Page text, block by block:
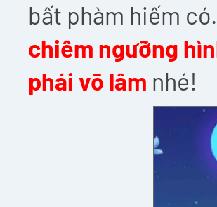
bất phàm hiếm
chiêm ngưỡng
phái võ lâm nhé!